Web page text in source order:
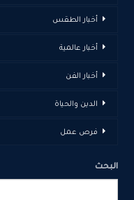
أخبار الطقس
أخبار عالمية
أخبار الفن
الدين والحياة
فرص عمل
البحث